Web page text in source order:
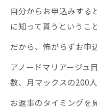
自分からお申込みする
に知って貰うというこ
だから、怖がらずお申
アノードマリアージュ
数、月マックスの200
お返事のタイミングを